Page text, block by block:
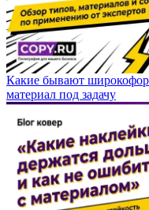
Какие бывают
материал под задачу